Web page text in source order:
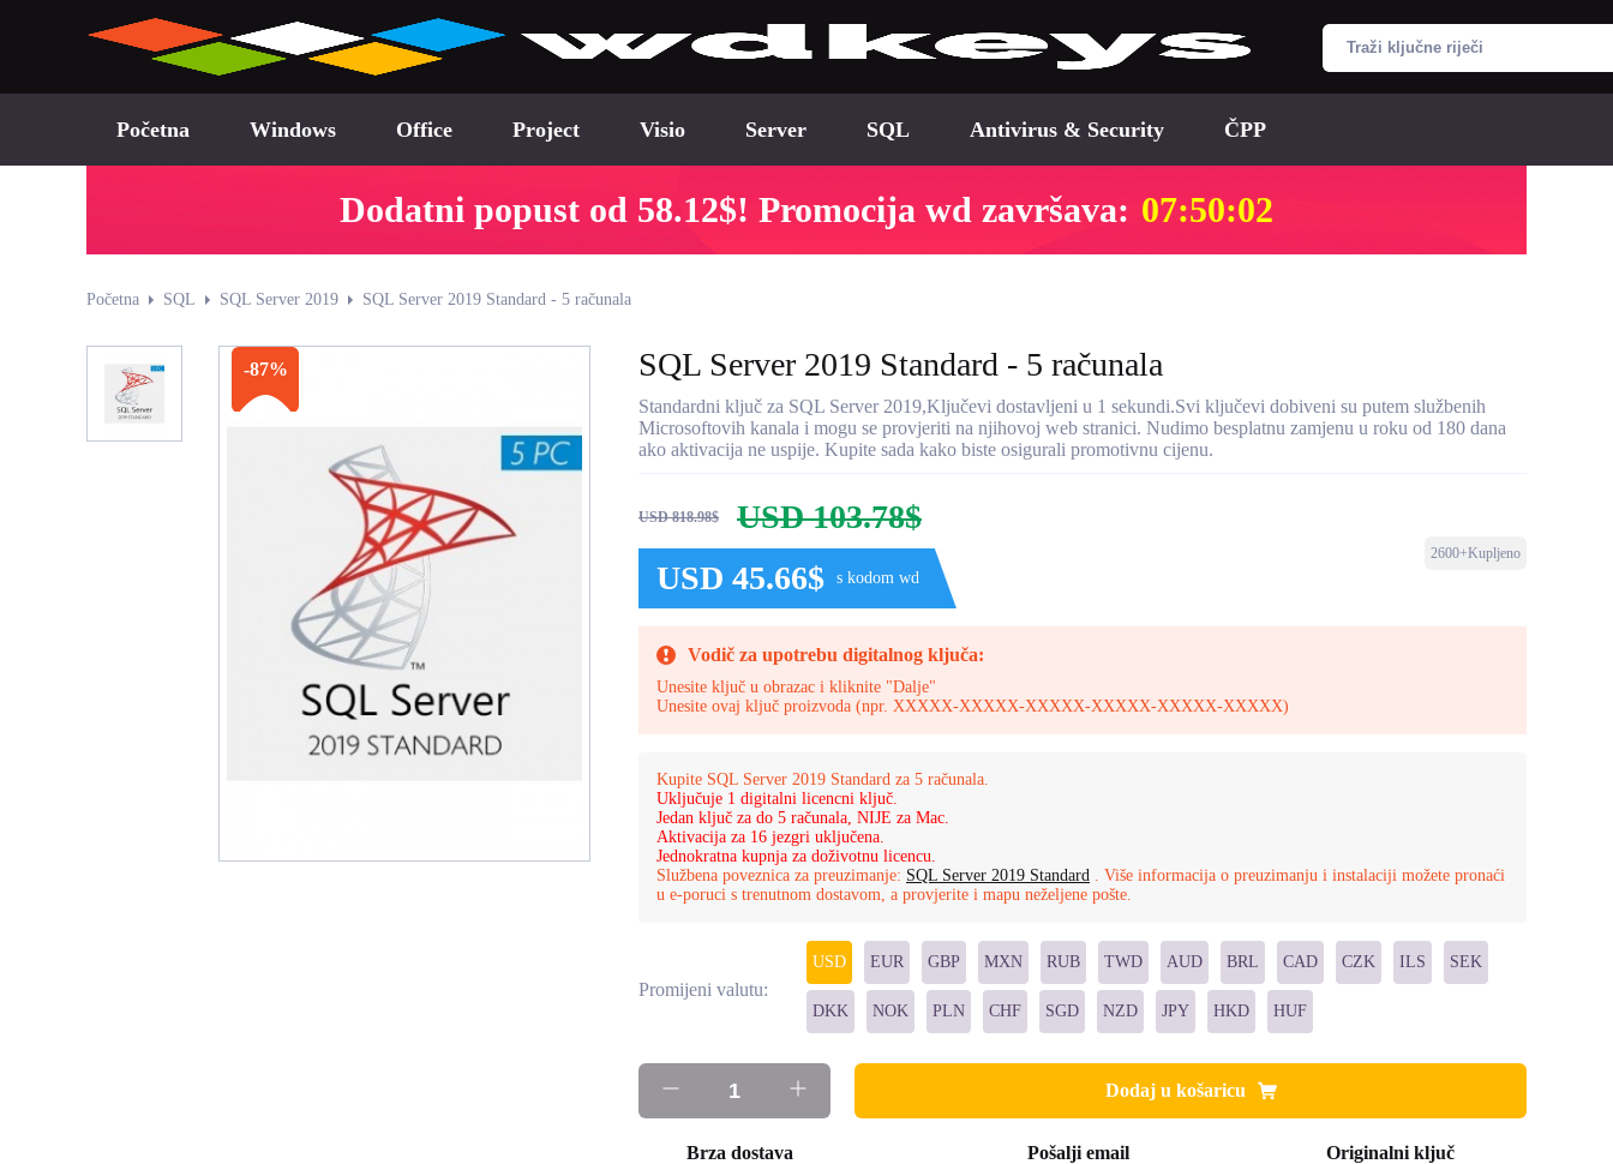
Početna Windows Office Project Visio Server SQL Antivirus & Security ČPP
Dodatni popust od 58.12$! Promocija wd završava: 07:50:01
Početna SQL SQL Server 2019 SQL Server 2019 Standard - 5 računala
-87% SQL Server 2019 Standard - 5 računala
Standardni ključ za SQL Server 2019,Ključevi dostavljeni u 1 sekundi.Svi ključevi dobiveni su putem službenih
Microsoftovih kanala i mogu se provjeriti na njihovoj web stranici. Nudimo besplatnu zamjenu u roku od 180 dana
ako aktivacija ne uspije. Kupite sada kako biste osigurali promotivnu cijenu.
USD 818.98$
USD 103.78$
USD 45.66$
s kodom wd
2600+Kupljeno
Vodič za upotrebu digitalnog ključa:
Unesite ključ u obrazac i kliknite "Dalje"
Unesite ovaj ključ proizvoda (npr. XXXXX-XXXXX-XXXXX-XXXXX-XXXXX-XXXXX)
Kupite SQL Server 2019 Standard za 5 računala.
Uključuje 1 digitalni licencni ključ.
Jedan ključ za do 5 računala, NIJE za Mac.
Aktivacija za 16 jezgri uključena.
Jednokratna kupnja za doživotnu licencu.
Službena poveznica za preuzimanje: SQL Server 2019 Standard . Više informacija o preuzimanju i instalaciji možete pronaći
u e-poruci s trenutnom dostavom, a provjerite i mapu neželjene pošte.
Promijeni valutu:
USD EUR GBP MXN RUB TWD AUD BRL CAD CZK ILS SEK
DKK NOK PLN CHF SGD NZD JPY HKD HUF
Dodaj u košaricu
Brza dostava Pošalji email Originalni ključ